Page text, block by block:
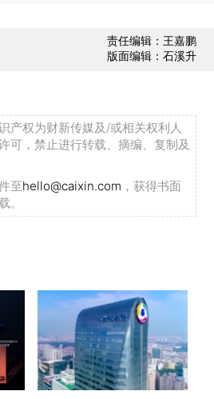
境外输入确诊病例4443例
重新归入境外输入确诊病
例4152例，无死亡病例。截
病例主要集中于上海、广东、
5省市，五地分别累计报告境
外输入病例总数的64.6%，
责任编辑：王嘉鹏
版面编辑：石溪升
产权为财新传媒及/或相关权利人
可，禁止进行转载、摘编、复制及
至hello@caixin.com ，获得书面
。